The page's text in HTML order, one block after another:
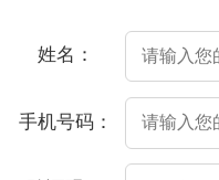
姓名：
手机号码：